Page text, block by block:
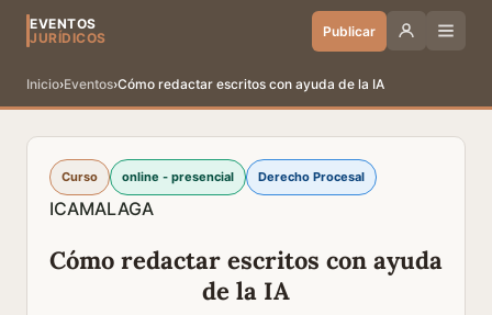
EVENTOS
JURÍDICOS
Publicar
Inicio›Eventos›Cómo redactar escritos con ayuda de la IA
Curso online - presencial Derecho Procesal
ICAMALAGA
Cómo redactar escritos con ayuda
de la IA